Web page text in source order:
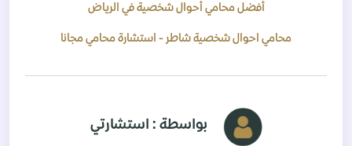
أفضل محامي أحوال شخصية في الرياض
محامي احوال شخصية شاطر - استشارة محامي مجانا
بواسطة : استشارتي